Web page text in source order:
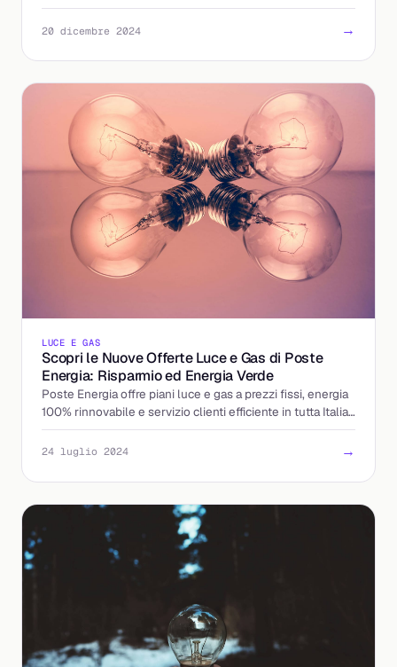
l'offerta migliore per te.
20 dicembre 2024 →
LUCE E GAS
Scopri le Nuove Offerte Luce e Gas di Poste
Energia: Risparmio ed Energia Verde
Poste Energia offre piani luce e gas a prezzi fissi, energia
100% rinnovabile e servizio clienti efficiente in tutta Italia.
Scopri di più ora!
24 luglio 2024 →